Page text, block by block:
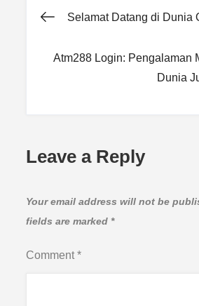
Post
navigation
Selamat Datang di Dunia
Atm288 Login: Pengalaman
Dunia
Leave a Reply
Your email address will not be
fields are marked *
Comment*